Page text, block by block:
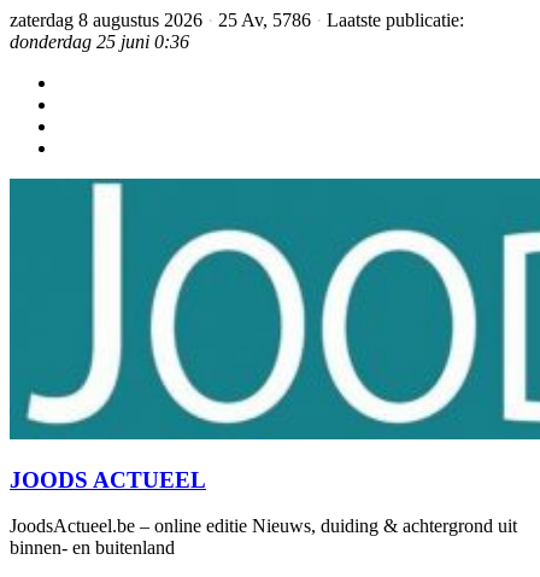
zaterdag 8 augustus 2026 · 25 Av, 5786 · Laatste publicatie:
donderdag 25 juni 0:36
JOODS ACTUEEL
JoodsActueel.be – online editie Nieuws, duiding & achtergrond uit
binnen- en buitenland